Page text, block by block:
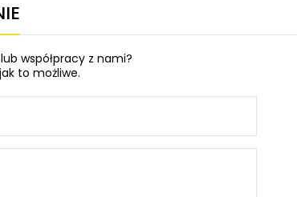
współpracy z nami?
to możliwe.